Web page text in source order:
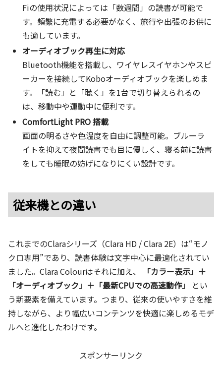
Fiの使用状況によっては「数週間」の読書が可能で
す。頻繁に充電する必要がなく、旅行や出張のお供に
も適しています。
オーディオブック再生に対応
Bluetooth機能を搭載し、ワイヤレスイヤホンやスピ
ーカーを接続してKoboオーディオブックを楽しめま
す。「読む」と「聴く」を1台で切り替えられるの
は、移動中や運動中に便利です。
ComfortLight PRO 搭載
画面の明るさや色温度を自由に調整可能。ブルーラ
イトを抑えて夜間読書でも目に優しく、寝る前に読書
をしても睡眠の妨げになりにくい設計です。
従来機との違い
これまでのClaraシリーズ（Clara HD / Clara 2E）は“モノ
クロ専用”であり、読書体験は文字中心に最適化されてい
ました。Clara Colourはそれに加え、
「カラー表示」＋
「オーディオブック」＋「最新CPUでの高速動作」
とい
う新要素を備えています。つまり、従来の使いやすさを維
持しながら、より幅広いコンテンツを快適に楽しめるモデ
ルへと進化したわけです。
スポンサーリンク